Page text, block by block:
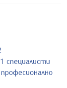
специалисти